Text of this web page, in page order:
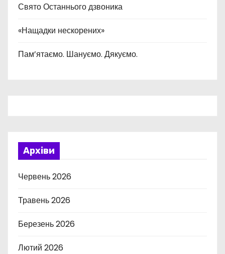
Свято Останнього дзвоника
«Нащадки нескорених»
Пам’ятаємо. Шануємо. Дякуємо.
Архіви
Червень 2026
Травень 2026
Березень 2026
Лютий 2026